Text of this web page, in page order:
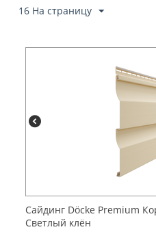
16 На страницу
Сайдинг Döcke Premium
Светлый клён